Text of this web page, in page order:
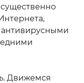
Движемся